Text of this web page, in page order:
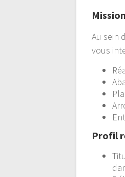
Au sein
vous
Profil